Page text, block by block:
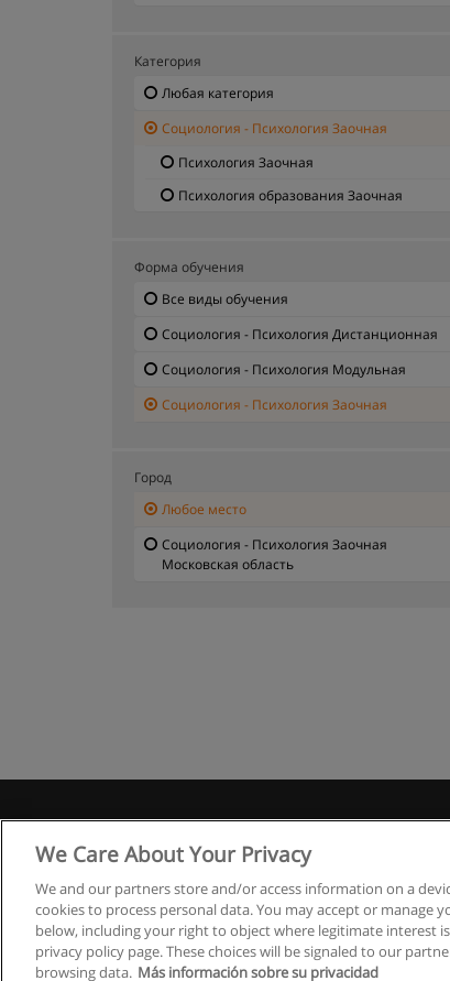
Категория
Любая категория
Социология - Психология Заочная
Психология Заочная
Психология образования Заочная
Форма обучения
Все виды обучения
Социология - Психология Дистанционная
Социология - Психология Модульная
Социология - Психология Заочная
Город
Любое место
Социология - Психология Заочная
Московская область
We Care About Your Privacy
We and our partners store and/or access information on a
cookies to process personal data. You may accept or manage
below, including your right to object where legitimate interest
privacy policy page. These choices will be signaled to our
browsing data. Más información sobre su privacidad